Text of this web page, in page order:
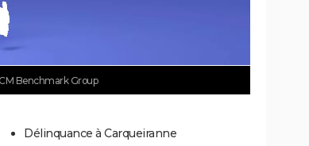
Benchmark Group
Délinquance à Carqueiranne